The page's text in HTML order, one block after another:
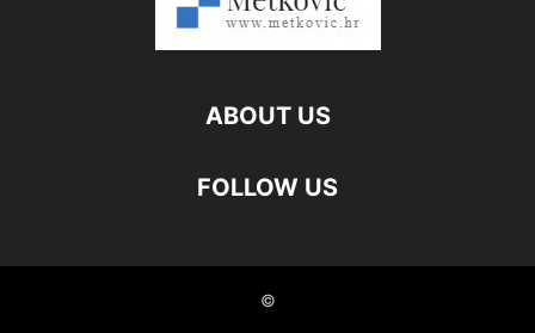
ABOUT US
FOLLOW US
©